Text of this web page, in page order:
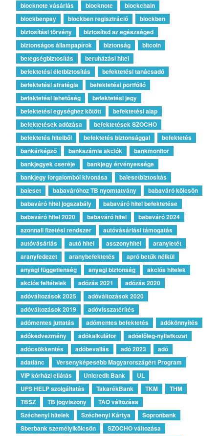
blocknote vásárlás
blocknote
blockchain
blockbenpay
blockben regisztráció
blockben
biztosítási törvény
biztosítsd az egészséged
biztonságos állampapírok
biztonság
bitcoin
betegségbiztosítás
beruházási hitel
befektetési életbiztosítás
befektetési tanácsadó
befektetési stratégia
befektetési portfólió
befektetési lehetőség
befektetési jegy
befektetési egységhez kötött
befektetési alap
befektetések adózása
befektetések SZOCHO
befektetés hitelből
befektetés biztonsággal
befektetés
bankárképző
bankszámla akciók
bankmonitor
bankjegyek cseréje
bankjegy érvényessége
bankjegy forgalomból kivonása
balesetbiztosítás
baleset
babaváróhoz TB nyomtatvány
babaváró kölcsön
babaváró hitel jogszabály
babaváró hitel befektetése
babaváró hitel 2020
babaváró hitel
babaváró 2024
azonnali fizetési rendszer
autóvásárlási támogatás
autóvásárlás
autó hitel asszonyhitel
aranyletét
aranyfedezet
aranybefektetés
apró betűk nélkül
anyagi függetlenség
anyagi biztonság
akciós hitelek
akciós feltételek
adózás 2021
adózás 2020
adóváltozások 2025
adóváltozások 2020
adóváltozások 2019
adóvisszatérítés
adómentes juttatás
adómentes befektetés
adókönnyítés
adókedvezmény
adókalkulátor
adóelőleg-nyilatkozat
adócsökkentés
adóbevallás adó 2023
adó
adatlánc
Versenyképesebb Magyarországért Program
VIP kórházi ellátás
Unicredit Bank
UL
UFS HELP szolgáltatás
TakarékBank TKM
THM
TBSZ
TB jogviszony
TAO változása
Széchenyi hitelek
Széchenyi Kártya
Sopronbank
Sberbank személyikölcsön
SZOCHO változása